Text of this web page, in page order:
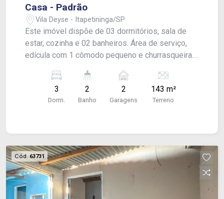
Casa - Padrão
Vila Deyse - Itapetininga/SP
Este imóvel dispõe de 03 dormitórios, sala de
estar, cozinha e 02 banheiros. Área de serviço,
edícula com 1 cômodo pequeno e churrasqueira.
garagem coberta para 02 carros ! Acabamento:
Laje, forro pvc, azulejo e piso frio.
3
Dorm.
2
Banho
2
Garagens
143 m²
Terreno
Cód.63731